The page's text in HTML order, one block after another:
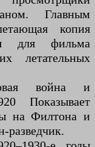
Главным
копия
для фильма
летательных
война и
Показывает
на Филтона и
разведчик.